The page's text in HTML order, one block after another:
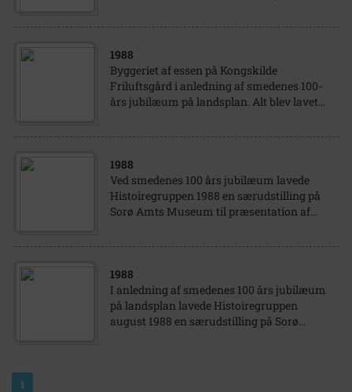
1988
Byggeriet af essen på Kongskilde
Friluftsgård i anledning af smedenes 100-
års jubilæum på landsplan. Alt blev lavet...
1988
Ved smedenes 100 års jubilæum lavede
Histoiregruppen 1988 en særudstilling på
Sorø Amts Museum til præsentation af...
1988
I anledning af smedenes 100 års jubilæum
på landsplan lavede Histoiregruppen
august 1988 en særudstilling på Sorø...
1